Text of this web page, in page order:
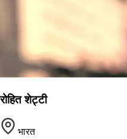
रोहित शेट्टी
भारत